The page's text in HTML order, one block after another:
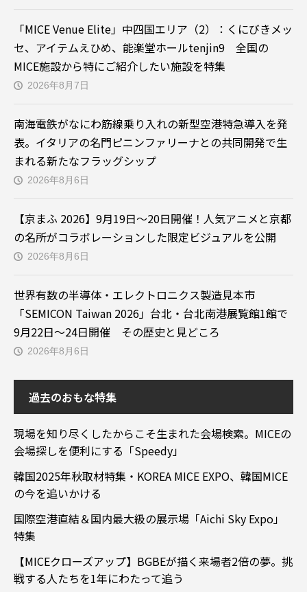
「MICE Venue Elite」中四国エリア（2）：くにびきメッ
セ、アイテムえひめ、能楽堂ホールtenjin9 全国の
MICE施設から特にご紹介したい施設を特集
2026年8月7日
南海電鉄がなにわ筋線乗り入れの新型空港特急導入を発
表。イタリアの名門ピニンファリーナとの共同開発で生
まれる新たなフラッグシップ
2026年8月6日
【京まふ 2026】9月19日～20日開催！人気アニメと京都
の名所がコラボレーションした限定ビジュアルを公開
2026年8月6日
世界有数の半導体・エレクトロニクス製造見本市
「SEMICON Taiwan 2026」台北・台北南港展覧館1館で
9月22日～24日開催 その歴史と見どころ
2026年8月6日
過去のおもな特集
現場を知り尽くしたからこそ生まれた会場検索。MICEの
会場探しを便利にする「Speedy」
韓国2025年秋取材特集・KOREA MICE EXPO、韓国MICE
の今を追いかける
国際空港直結＆国内最大級の展示場「Aichi Sky Expo」
特集
【MICEクローズアップ】BGBEが描く来場者2倍の夢。挑
戦する人たちを1年にわたって追う